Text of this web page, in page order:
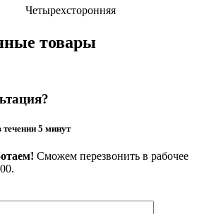
Четырехсторонняя
товары
5 минут
Сможем перезвонить в рабочее